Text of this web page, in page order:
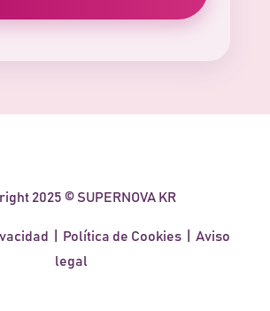
2025 © SUPERNOVA KR
Política de Cookies| Aviso
legal